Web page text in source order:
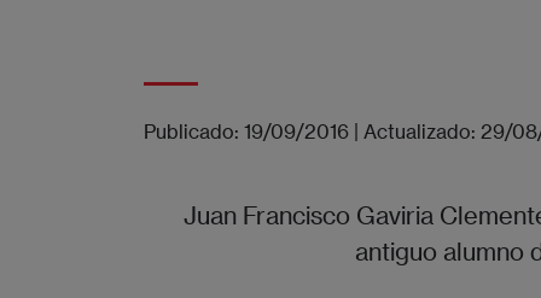
Publicado: 19/09/2016 | Actualizado: 29/
Juan Francisco Gaviria
antiguo alumno